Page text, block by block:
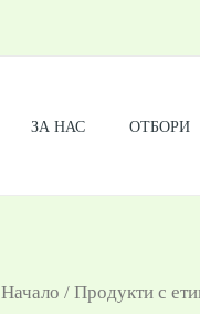
ЗА НАС ОТБОРИ
Начало / Продукти с